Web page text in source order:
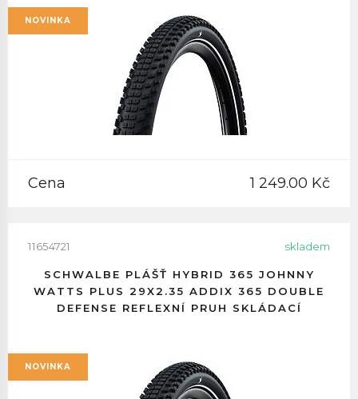
NOVINKA
Cena 1 249.00 Kč
11654721 skladem
SCHWALBE PLÁŠŤ HYBRID 365 JOHNNY
WATTS PLUS 29X2.35 ADDIX 365 DOUBLE
DEFENSE REFLEXNÍ PRUH SKLÁDACÍ
NOVINKA